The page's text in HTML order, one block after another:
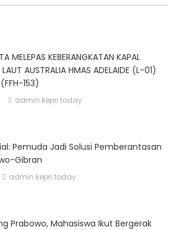
MELEPAS KEBERANGKATAN KAPAL
AUSTRALIA HMAS ADELAIDE (L-01)
153)
admin kepri today
Pemuda Jadi Solusi Pemberantasan
Gibran
admin kepri today
Prabowo, Mahasiswa Ikut Bergerak